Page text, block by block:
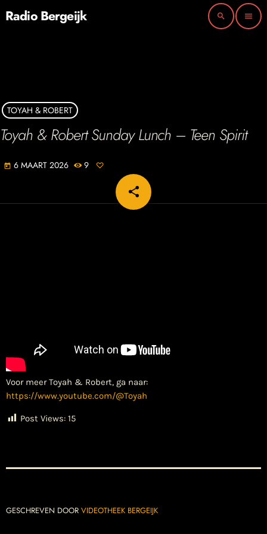
Radio Bergeijk search menu
TOYAH & ROBERT
Toyah & Robert Sunday Lunch – Teen Spirit
today 6 MAART 2026 9
share
email
Voor meer Toyah & Robert, ga naar:
https://www.youtube.com/@Toyah
Post Views: 15
GESCHREVEN DOOR VIDEOTHEEK BERGEIJK